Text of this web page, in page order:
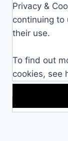
Privacy &
continuing to
their use.
To find out
cookies, see